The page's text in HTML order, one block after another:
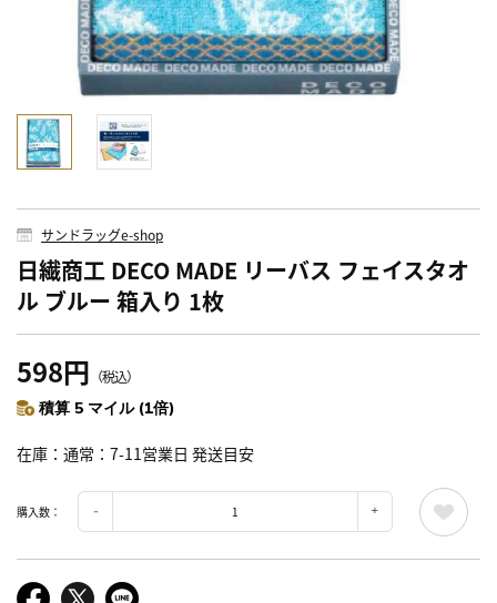
サンドラッグe-shop
日繊商工 DECO MADE リーバス フェイスタオ
ル ブルー 箱入り 1枚
598円 （税込）
積算 5 マイル (1倍)
在庫 通常：7-11営業日 発送目安
購入数：